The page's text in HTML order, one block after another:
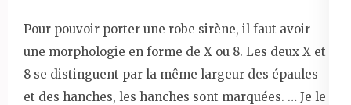
Pour pouvoir porter une robe sirène, il faut avoir
une morphologie en forme de X ou 8. Les deux X et
8 se distinguent par la même largeur des épaules
et des hanches, les hanches sont marquées. … Je le